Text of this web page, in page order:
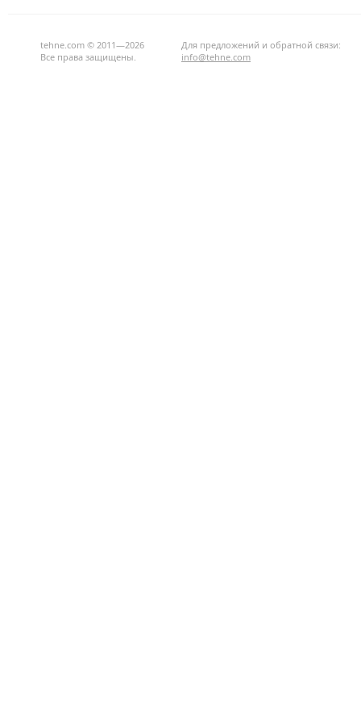
tehne.com © 2011—2026
Все права защищены.
Для предложений и обратной связи:
info@tehne.com